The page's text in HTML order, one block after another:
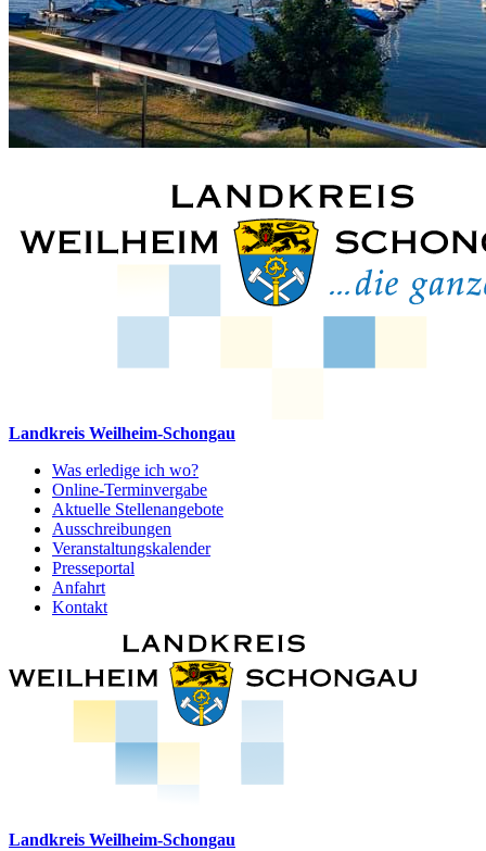
Landkreis Weilheim-Schongau
Was erledige ich wo?
Online-Terminvergabe
Aktuelle Stellenangebote
Ausschreibungen
Veranstaltungskalender
Presseportal
Anfahrt
Kontakt
Landkreis Weilheim-Schongau